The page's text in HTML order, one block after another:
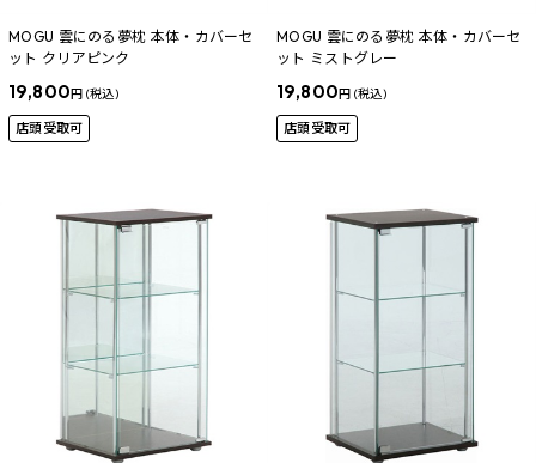
MOGU 雲にのる夢枕 本体・カバーセ
ット クリアピンク
19,800円 (税込)
店頭受取可
MOGU 雲にのる夢枕 本体・カバーセ
ット ミストグレー
19,800円 (税込)
店頭受取可